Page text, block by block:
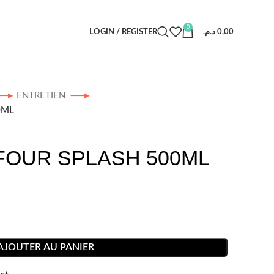
LOGIN / REGISTER
0
0,00 د.م.
ENTRETIEN
SPLASH 500ML
AU PANIER